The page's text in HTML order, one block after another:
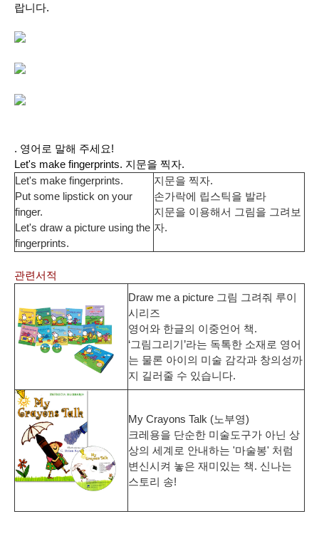
랍니다.
. 영어로 말해 주세요!
Let's make fingerprints. 지문을 찍자.
Let's make fingerprints.
Put some lipstick on your
finger.
Let's draw a picture using the
fingerprints.
지문을 찍자.
손가락에 립스틱을 발라
지문을 이용해서 그림을 그려보
자.
관련서적
Draw me a picture 그림 그려줘 루이
시리즈
영어와 한글의 이중언어 책.
‘그림그리기’라는 독톡한 소재로 영어
는 물론 아이의 미술 감각과 창의성까
지 길러줄 수 있습니다.
My Crayons Talk (노부영)
크레용을 단순한 미술도구가 아닌 상
상의 세계로 안내하는 '마술봉' 처럼
변신시켜 놓은 재미있는 책. 신나는
스토리 송!